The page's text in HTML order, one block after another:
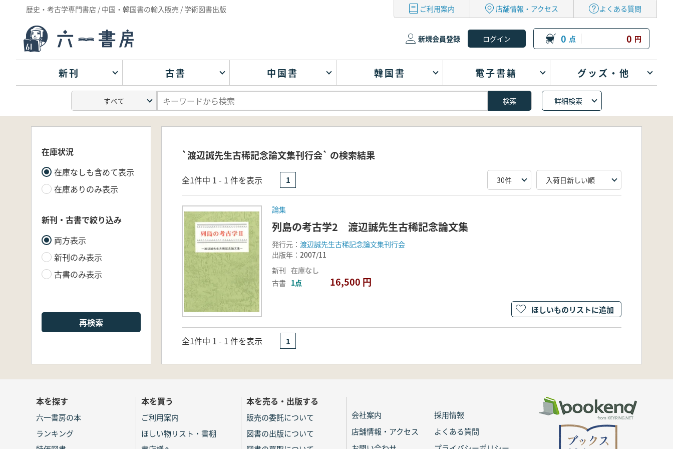
歴史・考古学専門書店 / 中国・韓国書の輸入販売 / 学術図書出版 ご利用案内 店舗情報・アクセス よくある質問
新規会員登録 0 点 0 円
新刊 古書 中国書 韓国書 電子書籍 グッズ・他
詳細検索
在庫状況
在庫なしも含めて表示
在庫ありのみ表示
新刊・古書で絞り込み
両方表示
新刊のみ表示
古書のみ表示
再検索
`渡辺誠先生古稀記念論文集刊行会` の検索結果
全1件中 1 - 1 件を表示 1
論集
列島の考古学2 渡辺誠先生古稀記念論文集
発行元： 渡辺誠先生古稀記念論文集刊行会
出版年： 2007/11
新刊 在庫なし
古書 1点 16,500 円
ほしいものリストに追加
全1件中 1 - 1 件を表示 1
本を探す
六一書房の本
ランキング
本を買う
ご利用案内
ほしい物リスト・書棚
本を売る・出版する
販売の委託について
図書の出版について
会社案内
採用情報
店舗情報・アクセス
よくある質問